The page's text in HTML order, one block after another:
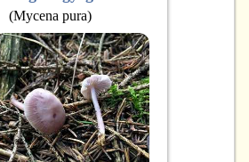
(Mycena pura)